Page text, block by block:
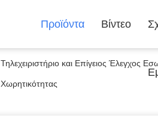
Προϊόντα Βίντεο
Τηλεχειριστήριο και Επίγειος Έλεγχος
Χωρητικότητας